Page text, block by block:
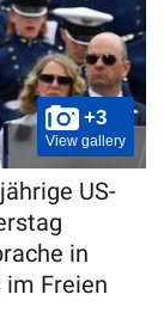
+3
View gallery
US-
in
im Freien